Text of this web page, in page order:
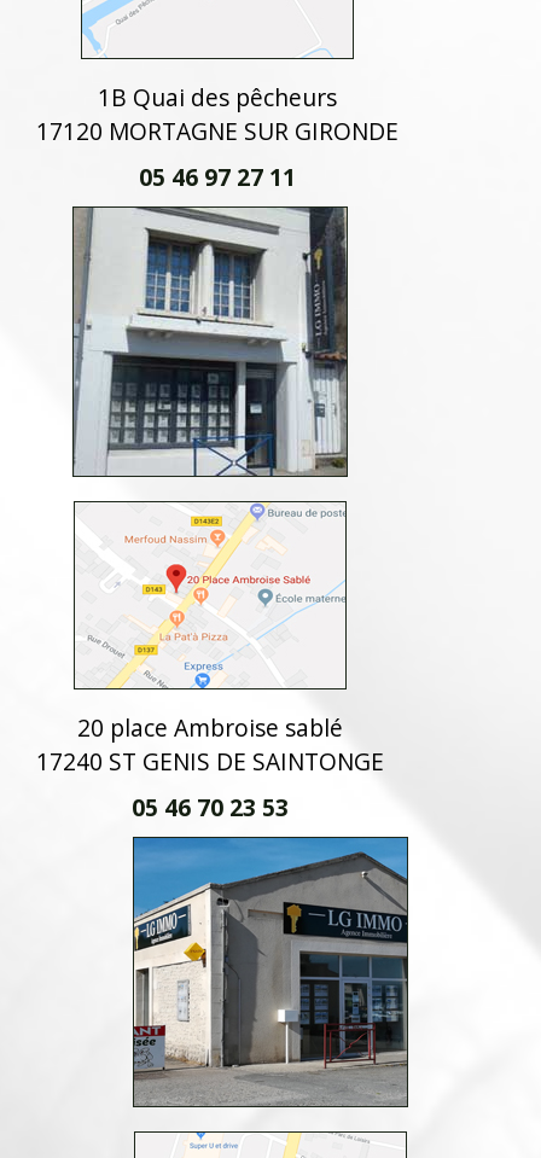
1B Quai des pêcheurs
17120 MORTAGNE SUR GIRONDE
05 46 97 27 11
20 place Ambroise sablé
17240 ST GENIS DE SAINTONGE
05 46 70 23 53